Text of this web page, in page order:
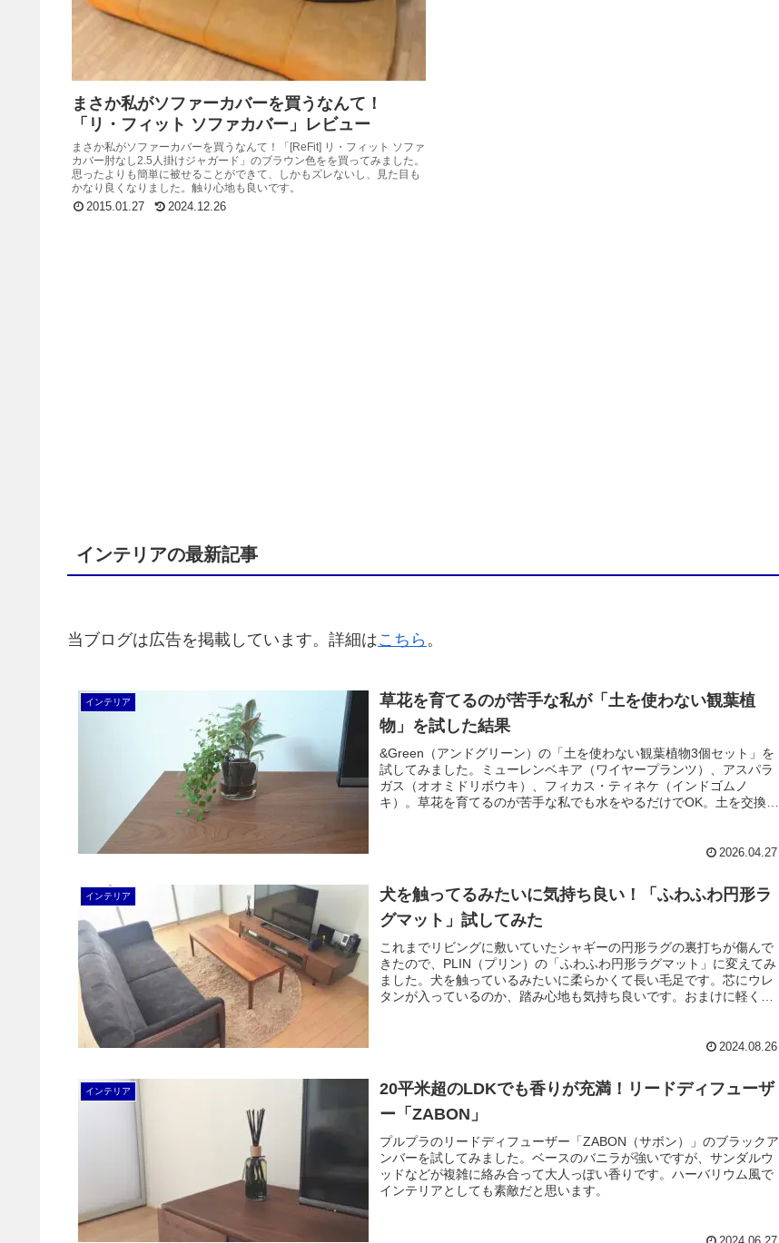
まさか私がソファーカバーを買うなんて！
「リ・フィット ソファカバー」レビュー
まさか私がソファーカバーを買うなんて！「[ReFit] リ・フィット ソファ
カバー肘なし2.5人掛けジャガード」のブラウン色をを買ってみました。
思ったよりも簡単に被せることができて、しかもズレないし、見た目も
かなり良くなりました。触り心地も良いです。
2015.01.27
2024.12.26
インテリアの最新記事
当ブログは広告を掲載しています。詳細はこちら 。
インテリア
草花を育てるのが苦手な私が「土を使わない観葉植
物」を試した結果
&Green（アンドグリーン）の「土を使わない観葉植物3個セット」を
試してみました。ミューレンベキア（ワイヤープランツ）、アスパラ
ガス（オオミドリボウキ）、フィカス・ティネケ（インドゴムノ
キ）。草花を育てるのが苦手な私でも水をやるだけでOK。土を交換し
2026.04.27
インテリア
犬を触ってるみたいに気持ち良い！「ふわふわ円形ラ
グマット」試してみた
これまでリビングに敷いていたシャギーの円形ラグの裏打ちが傷んで
きたので、PLIN（プリン）の「ふわふわ円形ラグマット」に変えてみ
ました。犬を触っているみたいに柔らかくて長い毛足です。芯にウレ
タンが入っているのか、踏み心地も気持ち良いです。おまけに軽くて
2024.08.26
インテリア
20平米超のLDKでも香りが充満！リードディフューザ
ー「ZABON」
プルプラのリードディフューザー「ZABON（サボン）」のブラックア
ンバーを試してみました。ベースのバニラが強いですが、サンダルウ
ッドなどが複雑に絡み合って大人っぽい香りです。ハーバリウム風で
インテリアとしても素敵だと思います。